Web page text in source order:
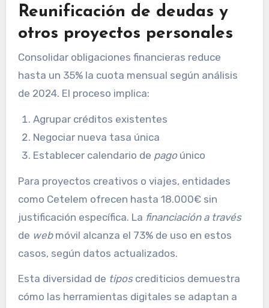
Reunificación de deudas y
otros proyectos personales
Consolidar obligaciones financieras reduce
hasta un 35% la cuota mensual según análisis
de 2024. El proceso implica:
Agrupar créditos existentes
Negociar nueva tasa única
Establecer calendario de pagoúnico
Para proyectos creativos o viajes, entidades
como Cetelem ofrecen hasta 18.000€ sin
justificación específica. La financiación a través
de webmóvil alcanza el 73% de uso en estos
casos, según datos actualizados.
Esta diversidad de tiposcrediticios demuestra
cómo las herramientas digitales se adaptan a